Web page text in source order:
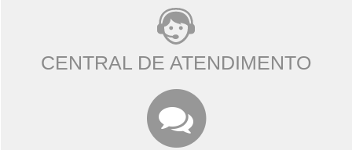
CENTRAL DE ATENDIMENTO